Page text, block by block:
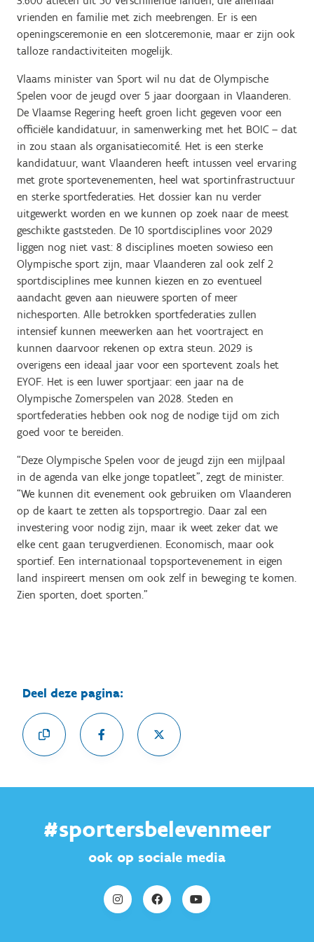
vrienden en familie met zich meebrengen. Er is een
openingsceremonie en een slotceremonie, maar er zijn ook
talloze randactiviteiten mogelijk.
Vlaams minister van Sport wil nu dat de Olympische
Spelen voor de jeugd over 5 jaar doorgaan in Vlaanderen.
De Vlaamse Regering heeft groen licht gegeven voor een
officiële kandidatuur, in samenwerking met het BOIC – dat
in zou staan als organisatiecomité. Het is een sterke
kandidatuur, want Vlaanderen heeft intussen veel ervaring
met grote sportevenementen, heel wat sportinfrastructuur
en sterke sportfederaties. Het dossier kan nu verder
uitgewerkt worden en we kunnen op zoek naar de meest
geschikte gaststeden. De 10 sportdisciplines voor 2029
liggen nog niet vast: 8 disciplines moeten sowieso een
Olympische sport zijn, maar Vlaanderen zal ook zelf 2
sportdisciplines mee kunnen kiezen en zo eventueel
aandacht geven aan nieuwere sporten of meer
nichesporten. Alle betrokken sportfederaties zullen
intensief kunnen meewerken aan het voortraject en
kunnen daarvoor rekenen op extra steun. 2029 is
overigens een ideaal jaar voor een sportevent zoals het
EYOF. Het is een luwer sportjaar: een jaar na de
Olympische Zomerspelen van 2028. Steden en
sportfederaties hebben ook nog de nodige tijd om zich
goed voor te bereiden.
“Deze Olympische Spelen voor de jeugd zijn een mijlpaal
in de agenda van elke jonge topatleet”, zegt de minister.
“We kunnen dit evenement ook gebruiken om Vlaanderen
op de kaart te zetten als topsportregio. Daar zal een
investering voor nodig zijn, maar ik weet zeker dat we
elke cent gaan terugverdienen. Economisch, maar ook
sportief. Een internationaal topsportevenement in eigen
land inspireert mensen om ook zelf in beweging te komen.
Zien sporten, doet sporten.”
Deel deze pagina:
#sportersbelevenmeer
ook op sociale media